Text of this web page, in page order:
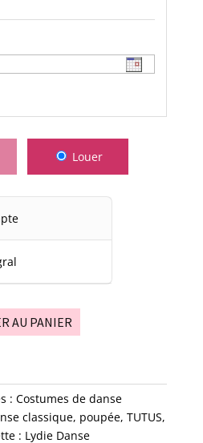
Louer
AU PANIER
: Costumes de danse
classique, poupée, TUTUS,
: Lydie Danse